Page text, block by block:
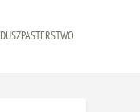
DUSZPASTERSTWO